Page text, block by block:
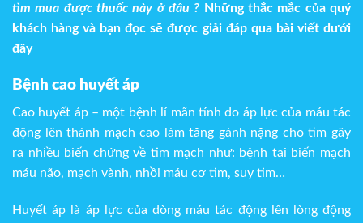
tìm mua được thuốc này ở đâu ? Những thắc mắc của quý
khách hàng và bạn đọc sẽ được giải đáp qua bài viết dưới
đây
Bệnh cao huyết áp
Cao huyết áp – một bệnh lí mãn tính do áp lực của máu tác
động lên thành mạch cao làm tăng gánh nặng cho tim gây
ra nhiều biến chứng về tim mạch như: bệnh tai biến mạch
máu não, mạch vành, nhồi máu cơ tim, suy tim…
Huyết áp là áp lực của dòng máu tác động lên lòng động